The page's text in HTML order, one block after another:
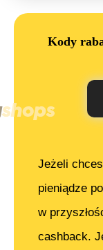
Kody
Jeżeli
pieniądze
w
cashback.